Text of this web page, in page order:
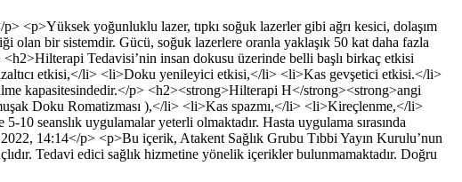
<p>Yüksek yoğunluklu lazer, tıpkı soğuk lazerler gibi ağrı kesici, dolaşım
olan bir sistemdir. Gücü, soğuk lazerlere oranla yaklaşık 50 kat daha fazla
Tedavisi’nin insan dokusu üzerinde belli başlı birkaç etkisi
etkisi,</li> <li>Doku yenileyici etkisi,</li> <li>Kas gevşetici etkisi.</li>
kapasitesindedir.</p> <h2><strong>Hilterapi H</strong><strong>angi
Doku Romatizması ),</li> <li>Kas spazmı,</li> <li>Kireçlenme,</li>
seanslık uygulamalar yeterli olmaktadır. Hasta uygulama sırasında
14:14</p> <p>Bu içerik, Atakent Sağlık Grubu Tıbbi Yayın Kurulu’nun
Tedavi edici sağlık hizmetine yönelik içerikler bulunmamaktadır. Doğru